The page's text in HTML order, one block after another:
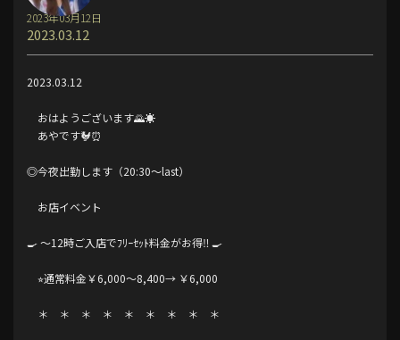
2023.03.12
2023年03月12日
2023.03.12
おはようございます🌄☀︎
あやです🐓⏰
◎今夜出勤します（20:30〜last）
お店イベント
🍳 〜12時ご入店でﾌﾘｰｾｯﾄ料金がお得‼️ 🍳
⭐︎通常料金￥6,000〜8,400→ ￥6,000
＊ ＊ ＊ ＊ ＊ ＊ ＊ ＊ ＊